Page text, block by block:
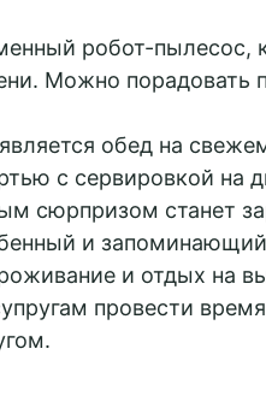
робот-пылесос,
Можно порадовать
обед на
с сервировкой на
сюрпризом станет
и
и отдых на
провести